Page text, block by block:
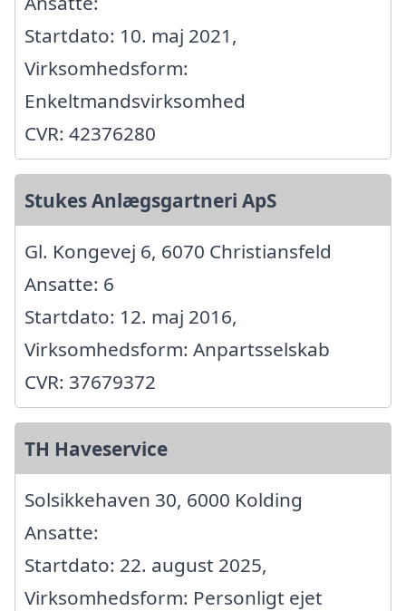
Startdato: 10. maj 2021,
Virksomhedsform:
Enkeltmandsvirksomhed
CVR: 42376280
Stukes Anlægsgartneri ApS
Gl. Kongevej 6, 6070 Christiansfeld
Ansatte: 6
Startdato: 12. maj 2016,
Virksomhedsform: Anpartsselskab
CVR: 37679372
TH Haveservice
Solsikkehaven 30, 6000 Kolding
Ansatte:
Startdato: 22. august 2025,
Virksomhedsform: Personligt ejet